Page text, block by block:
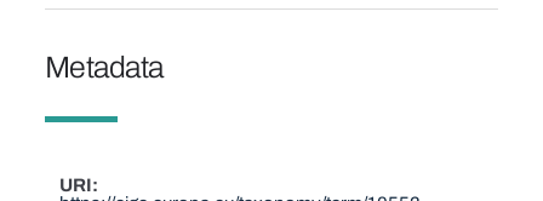
Metadata
URI